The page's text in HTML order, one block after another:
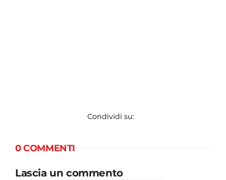
Condividi su:
0 COMMENTI
Lascia un commento